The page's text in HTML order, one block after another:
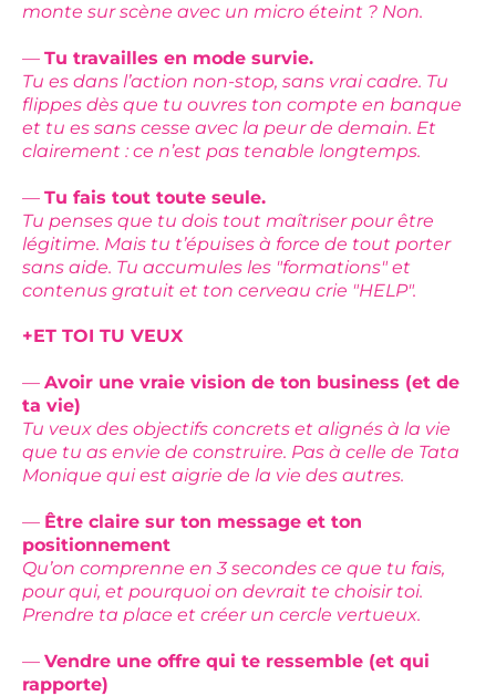
monte sur scène avec un micro éteint ? Non.
— Tu travailles en mode survie.
Tu es dans l’action non-stop, sans vrai cadre. Tu
flippes dès que tu ouvres ton compte en banque
et tu es sans cesse avec la peur de demain. Et
clairement : ce n’est pas tenable longtemps.
— Tu fais tout toute seule.
Tu penses que tu dois tout maîtriser pour être
légitime. Mais tu t’épuises à force de tout porter
sans aide. Tu accumules les "formations" et
contenus gratuit et ton cerveau crie "HELP".
+ET TOI TU VEUX
— Avoir une vraie vision de ton business (et de
ta vie)
Tu veux des objectifs concrets et alignés à la vie
que tu as envie de construire. Pas à celle de Tata
Monique qui est aigrie de la vie des autres.
— Être claire sur ton message et ton
positionnement
Qu’on comprenne en 3 secondes ce que tu fais,
pour qui, et pourquoi on devrait te choisir toi.
Prendre ta place et créer un cercle vertueux.
— Vendre une offre qui te ressemble (et qui
rapporte)